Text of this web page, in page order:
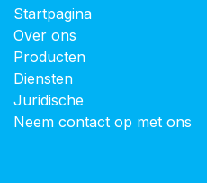
Startpagina
Over ons
Producten
Diensten
Juridische
Neem contact op met ons